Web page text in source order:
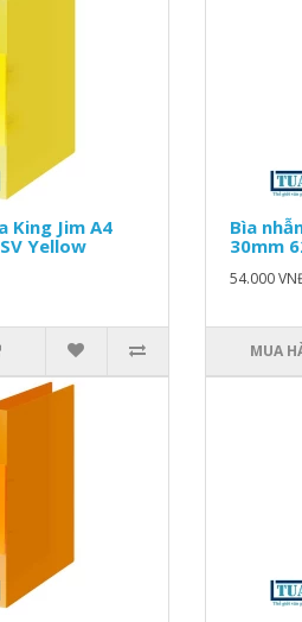
King Jim A4
Yellow
Bìa
30mm
54.000
MUA